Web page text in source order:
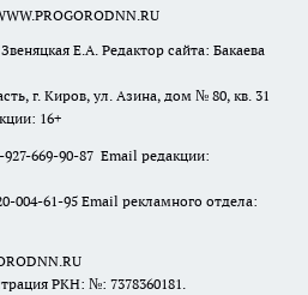
Е.А. Редактор сайта: Бакаева
г. Киров, ул. Азина, дом № 80, кв. 31
16+
669-90-87 Email редакции:
004-61-95 Email рекламного отдела:
РКН: №: 7378360181.